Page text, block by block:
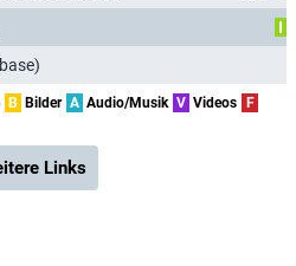
I
B Bilder A Audio/Musik V Videos
F
Links